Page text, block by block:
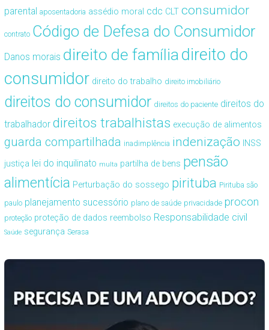
parental aposentadoria assédio moral cdc CLT consumidor
contrato Código de Defesa do Consumidor
Danos morais direito de famíliadireito do
consumidor direito do trabalho direito imobiliário
direitos do consumidor direitos do paciente direitos do
trabalhador direitos trabalhistas execução de alimentos
guarda compartilhada inadimplência indenização INSS
justiça lei do inquilinato multa partilha de bens pensão
alimentícia Perturbação do sossego pirituba Pirituba são
paulo planejamento sucessório plano de saúde privacidade procon
proteção proteção de dados reembolso Responsabilidade civil
Saúde segurança Serasa